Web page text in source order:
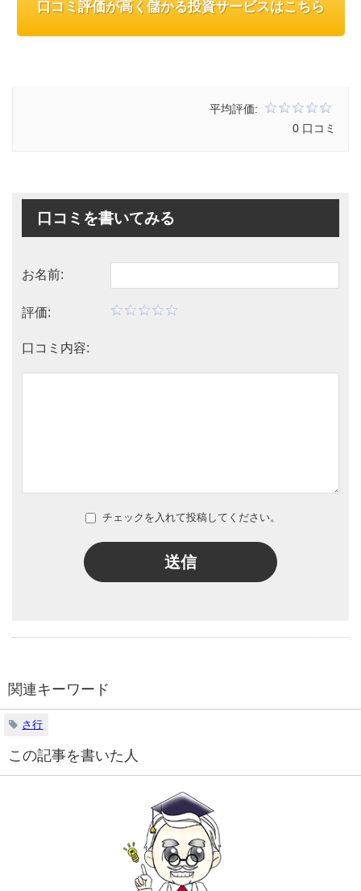
平均評価:
0 口コミ
口コミを書いてみる
お名前:
評価:
口コミ内容:
チェックを入れて投稿してください。
送信
関連キーワード
さ行
この記事を書いた人